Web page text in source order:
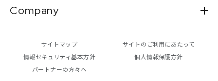
Company
サイトのご利用にあたって
個人情報保護方針
情報セキュリティ基本方針
パートナーの方々へ
サイトマップ